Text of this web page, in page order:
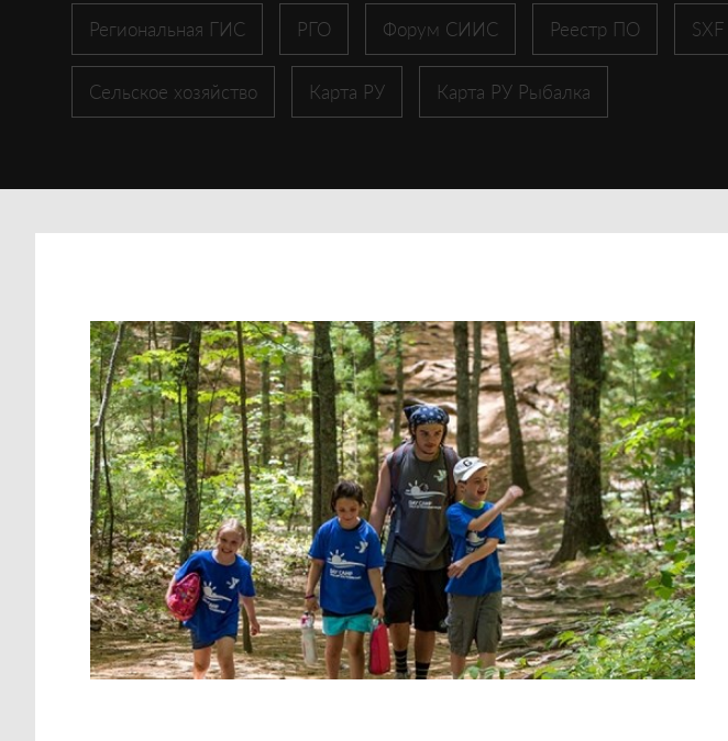
Региональная ГИС РГО Форум СИИС Реестр ПО
Сельское хозяйство Карта РУ Карта РУ Рыбалка